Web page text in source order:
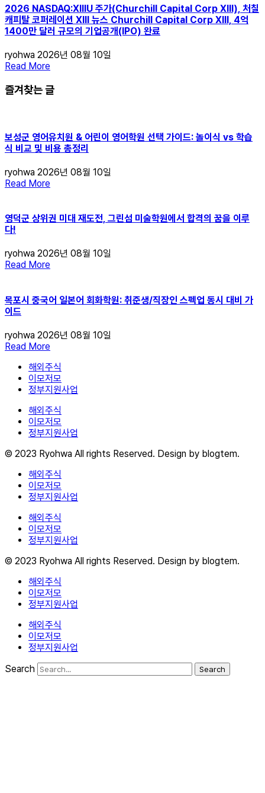
2026 NASDAQ:XIIIU 주가(Churchill Capital Corp XIII), 처칠
캐피탈 코퍼레이션 XIII 뉴스 Churchill Capital Corp XIII, 4억
1400만 달러 규모의 기업공개(IPO) 완료
ryohwa 2026년 08월 10일
Read More
즐겨찾는 글
보성군 영어유치원 & 어린이 영어학원 선택 가이드: 놀이식 vs 학습
식 비교 및 비용 총정리
ryohwa 2026년 08월 10일
Read More
영덕군 상위권 미대 재도전, 그린섬 미술학원에서 합격의 꿈을 이루
다!
ryohwa 2026년 08월 10일
Read More
목포시 중국어 일본어 회화학원: 취준생/직장인 스펙업 동시 대비 가
이드
ryohwa 2026년 08월 10일
Read More
해외주식
이모저모
정부지원사업
해외주식
이모저모
정부지원사업
© 2023 Ryohwa All rights Reserved. Design by blogtem.
해외주식
이모저모
정부지원사업
해외주식
이모저모
정부지원사업
© 2023 Ryohwa All rights Reserved. Design by blogtem.
해외주식
이모저모
정부지원사업
해외주식
이모저모
정부지원사업
Search
Search